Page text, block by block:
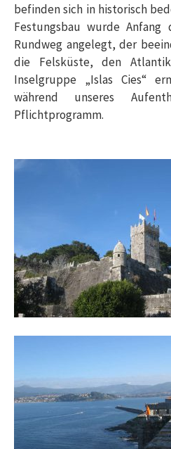
befinden sich in historisch
Festungsbau wurde
Rundweg angelegt, der
die Felsküste, den
Inselgruppe „Islas Cies“
während unseres
Pflichtprogramm.